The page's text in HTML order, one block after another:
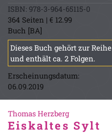
ISBN: 978-3-964-65115-0
364 Seiten | € 12.99
Buch [BA]
Dieses Buch gehört zur Reihe
und enthält ca. 2 Folgen.
Erscheinungsdatum:
06.09.2019
Thomas Herzberg
Eiskaltes Sylt